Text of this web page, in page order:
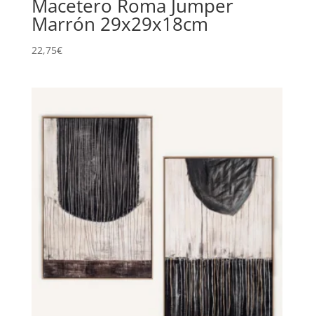
Macetero Roma Jumper
Marrón 29x29x18cm
22,75€